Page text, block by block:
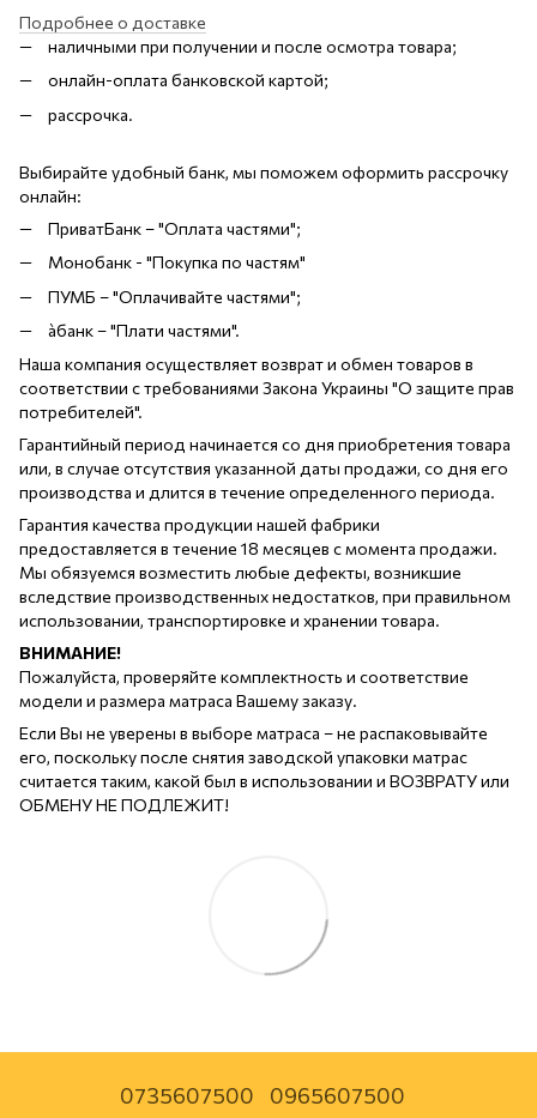
Подробнее о доставке
наличными при получении и после осмотра товара;
онлайн-оплата банковской картой;
рассрочка.
Выбирайте удобный банк, мы поможем оформить рассрочку
онлайн:
ПриватБанк – "Оплата частями";
Монобанк - "Покупка по частям"
ПУМБ – "Оплачивайте частями";
àбанк – "Плати частями".
Наша компания осуществляет возврат и обмен товаров в
соответствии с требованиями Закона Украины "О защите прав
потребителей".
Гарантийный период начинается со дня приобретения товара
или, в случае отсутствия указанной даты продажи, со дня его
производства и длится в течение определенного периода.
Гарантия качества продукции нашей фабрики
предоставляется в течение 18 месяцев с момента продажи.
Мы обязуемся возместить любые дефекты, возникшие
вследствие производственных недостатков, при правильном
использовании, транспортировке и хранении товара.
ВНИМАНИЕ!
Пожалуйста, проверяйте комплектность и соответствие
модели и размера матраса Вашему заказу.
Если Вы не уверены в выборе матраса – не распаковывайте
его, поскольку после снятия заводской упаковки матрас
считается таким, какой был в использовании и ВОЗВРАТУ или
ОБМЕНУ НЕ ПОДЛЕЖИТ!
0735607500 0965607500